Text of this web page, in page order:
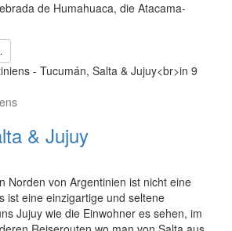
de Humahuaca, die Atacama-
& Jujuy
Norden von Argentinien ist nicht eine
ist eine einzigartige und seltene
Jujuy wie die Einwohner es sehen, im